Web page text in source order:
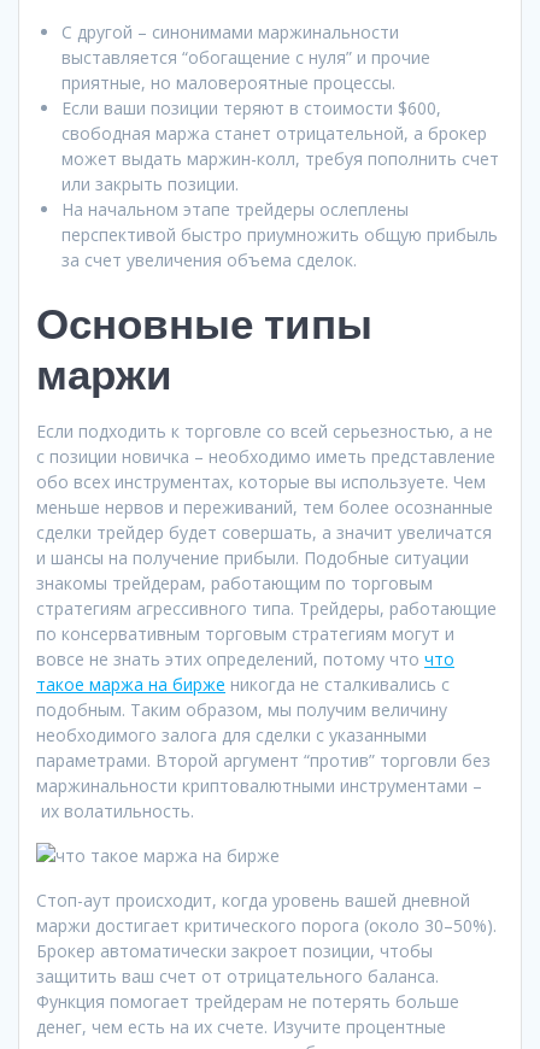
С другой – синонимами маржинальности
выставляется “обогащение с нуля” и прочие
приятные, но маловероятные процессы.
Если ваши позиции теряют в стоимости $600,
свободная маржа станет отрицательной, а брокер
может выдать маржин-колл, требуя пополнить счет
или закрыть позиции.
На начальном этапе трейдеры ослеплены
перспективой быстро приумножить общую прибыль
за счет увеличения объема сделок.
Основные типы
маржи
Если подходить к торговле со всей серьезностью, а не
с позиции новичка – необходимо иметь представление
обо всех инструментах, которые вы используете. Чем
меньше нервов и переживаний, тем более осознанные
сделки трейдер будет совершать, а значит увеличатся
и шансы на получение прибыли. Подобные ситуации
знакомы трейдерам, работающим по торговым
стратегиям агрессивного типа. Трейдеры, работающие
по консервативным торговым стратегиям могут и
вовсе не знать этих определений, потому что что
такое маржа на бирже никогда не сталкивались с
подобным. Таким образом, мы получим величину
необходимого залога для сделки с указанными
параметрами. Второй аргумент “против” торговли без
маржинальности криптовалютными инструментами –
их волатильность.
Стоп-аут происходит, когда уровень вашей дневной
маржи достигает критического порога (около 30–50%).
Брокер автоматически закроет позиции, чтобы
защитить ваш счет от отрицательного баланса.
Функция помогает трейдерам не потерять больше
денег, чем есть на их счете. Изучите процентные